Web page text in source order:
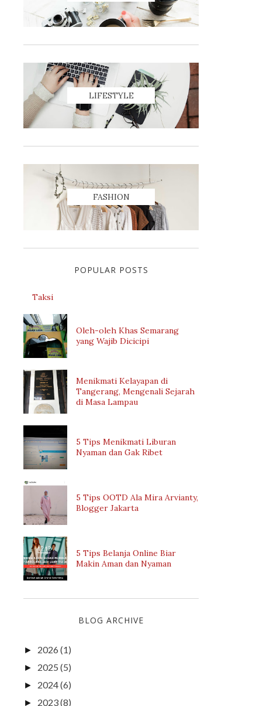
LIFESTYLE
FASHION
POPULAR POSTS
Taksi
Oleh-oleh Khas Semarang
yang Wajib Dicicipi
Menikmati Kelayapan di
Tangerang, Mengenali Sejarah
di Masa Lampau
5 Tips Menikmati Liburan
Nyaman dan Gak Ribet
5 Tips OOTD Ala Mira Arvianty,
Blogger Jakarta
5 Tips Belanja Online Biar
Makin Aman dan Nyaman
BLOG ARCHIVE
► 2026 (1)
► 2025 (5)
► 2024(6)
► 2023(8)